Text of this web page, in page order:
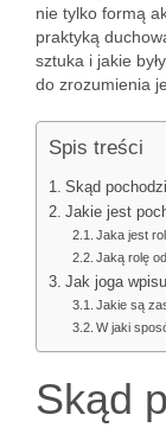
nie tylko formą
praktyką
sztuka i jakie
do zrozumienia
Spis treści
Skąd
Jakie jest
Jaka jest
Jaką rolę
Jak joga
Jakie są
W jaki
Skąd